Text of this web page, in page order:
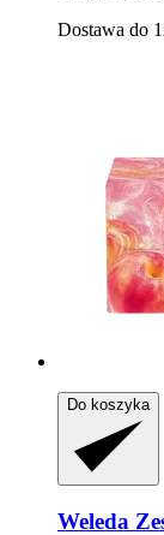
Dostawa do
Do koszyka
Weleda